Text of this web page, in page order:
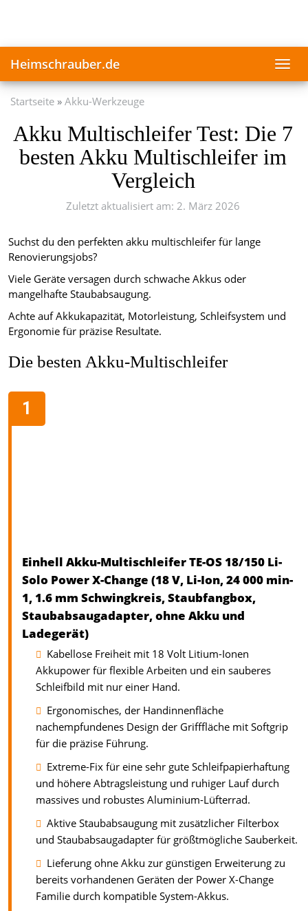
Heimschrauber.de
Startseite Akku-Werkzeuge
Akku Multischleifer Test: Die 7
besten Akku Multischleifer im
Vergleich
Zuletzt aktualisiert am: 2. März 2026
Suchst du den perfekten akku multischleifer für lange
Renovierungsjobs?
Viele Geräte versagen durch schwache Akkus oder
mangelhafte Staubabsaugung.
Achte auf Akkukapazität, Motorleistung, Schleifsystem und
Ergonomie für präzise Resultate.
Die besten Akku-Multischleifer
Einhell Akku-Multischleifer TE-OS 18/150 Li-
Solo Power X-Change (18 V, Li-Ion, 24 000 min-
1, 1.6 mm Schwingkreis, Staubfangbox,
Staubabsaugadapter, ohne Akku und
Ladegerät)
Kabellose Freiheit mit 18 Volt Litium-Ionen
Akkupower für flexible Arbeiten und ein sauberes
Schleifbild mit nur einer Hand.
Ergonomisches, der Handinnenfläche
nachempfundenes Design der Grifffläche mit Softgrip
für die präzise Führung.
Extreme-Fix für eine sehr gute Schleifpapierhaftung
und höhere Abtragsleistung und ruhiger Lauf durch
massives und robustes Aluminium-Lüfterrad.
Aktive Staubabsaugung mit zusätzlicher Filterbox
und Staubabsaugadapter für größtmögliche Sauberkeit.
Lieferung ohne Akku zur günstigen Erweiterung zu
bereits vorhandenen Geräten der Power X-Change
Familie durch kompatible System-Akkus.